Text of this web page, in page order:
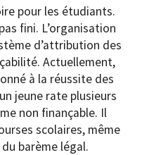
pour les étudiants.
fini. L’organisation
d’attribution des
Actuellement,
à la réussite des
jeune rate plusieurs
non finançable. Il
scolaires, même
barème légal.